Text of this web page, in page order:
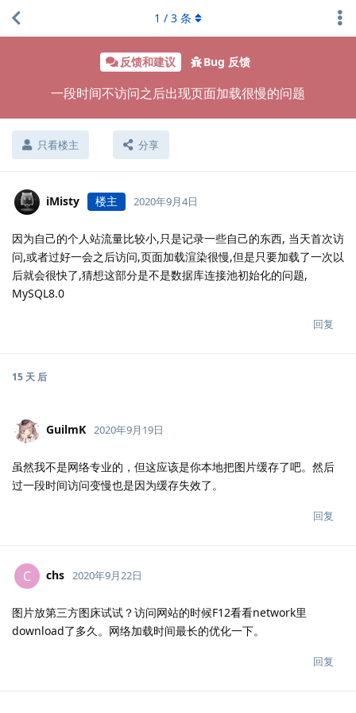
反馈和建议 Bug 反馈
一段时间不访问之后出现页面加载很慢的问题
只看楼主 分享
1 / 3 条
iMisty 楼主 2020年9月4日
因为自己的个人站流量比较小,只是记录一些自己的东西, 当天首次访
问,或者过好一会之后访问,页面加载渲染很慢,但是只要加载了一次以
后就会很快了,猜想这部分是不是数据库连接池初始化的问题,
MySQL8.0
回复
15 天 后
GuilmK 2020年9月19日
虽然我不是网络专业的，但这应该是你本地把图片缓存了吧。然后
过一段时间访问变慢也是因为缓存失效了。
回复
C chs 2020年9月22日
图片放第三方图床试试？访问网站的时候F12看看network里
download了多久。网络加载时间最长的优化一下。
回复